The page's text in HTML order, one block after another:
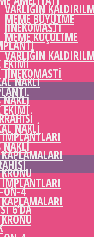
VARLIĞIN
JINEKOMASTI
EKIMI
NAKLI
NAKLI
ON-4
6’DA
MEME BÜYÜTME
MEME KÜÇÜLTME
VARLIĞIN
JINEKOMASTI
EKIMI
NAKLI
NAKLI